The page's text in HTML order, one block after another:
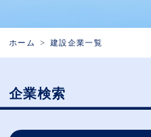
ホーム 建設企業一覧
企業検索